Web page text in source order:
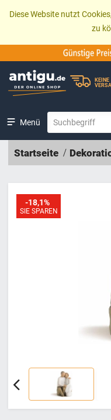
Diese Website nutzt
zu
KEINE
Menü
Startseite
-18,1%
SIE SPAREN